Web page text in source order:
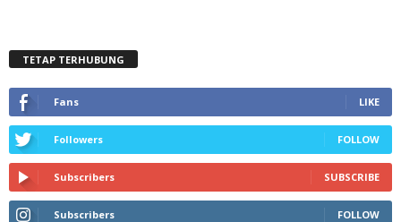
TETAP TERHUBUNG
Fans LIKE
Followers FOLLOW
Subscribers SUBSCRIBE
Subscribers FOLLOW